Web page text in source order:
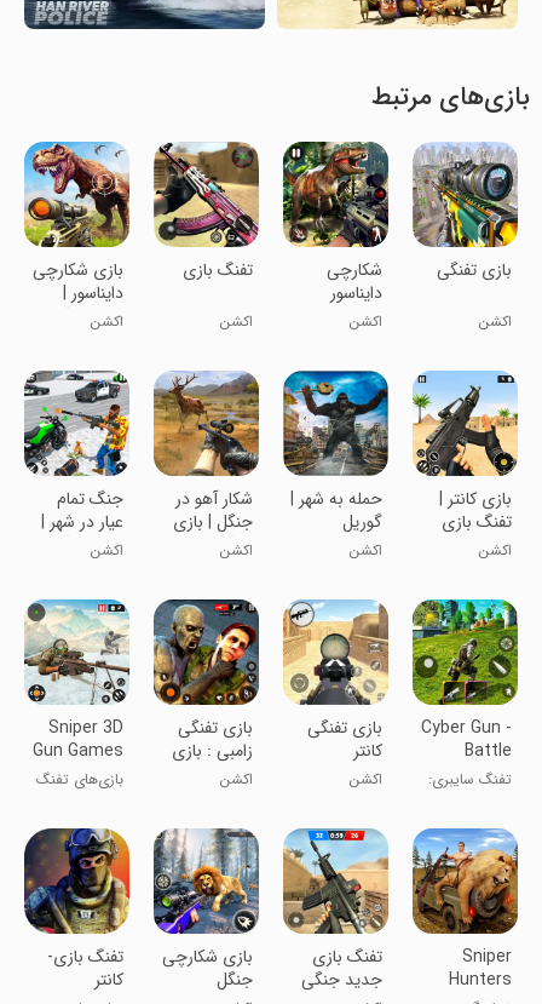
بازی‌های مرتبط
بازی تفنگی
اکشن
شکارچی
دایناسور
اکشن
تفنگ بازی
اکشن
بازی شکارچی
دایناسور |
بازی تفنگی
اکشن
بازی کانتر |
تفنگ بازی
اکشن
حمله به شهر |
گوریل
خشمگین
اکشن
شکار آهو در
جنگل | بازی
تفنگی
اکشن
جنگ تمام
عیار در شهر |
بازی تفنگی
اکشن
Cyber Gun -
Battle
Royale
تفنگ سایبری:
بازی تفنگی
کانتر
اکشن
بازی تفنگی
زامبی : بازی
جدید
اکشن
Sniper 3D
Gun Games
Offline
بازی‌های تفنگ
آفلاین
Sniper
Hunters
تفنگ بازی
جدید جنگی
بازی شکارچی
جنگل
تفنگ بازی-
کانتر